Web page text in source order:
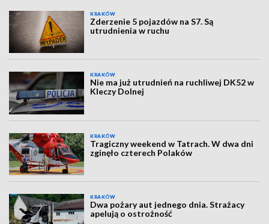
KRAKÓW
Zderzenie 5 pojazdów na S7. Są
utrudnienia w ruchu
KRAKÓW
Nie ma już utrudnień na ruchliwej DK52 w
Kleczy Dolnej
KRAKÓW
Tragiczny weekend w Tatrach. W dwa dni
zginęło czterech Polaków
KRAKÓW
Dwa pożary aut jednego dnia. Strażacy
apelują o ostrożność